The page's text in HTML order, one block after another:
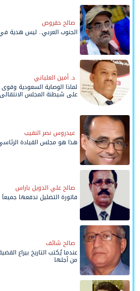
صالح حقروص
الجنوب العربي.. ليس هدية
د. أمين العلياني
لماذا الوصاية السعودية
على شيطنة المجلس
عيدروس نصر النقيب
هذا هو مجلس القيادة
صالح علي الدويل باراس
فاتورة التضليل ندفعها جميعاً
صالح شائف
عندما يُكتب التاريخ بيراع
من أجلها